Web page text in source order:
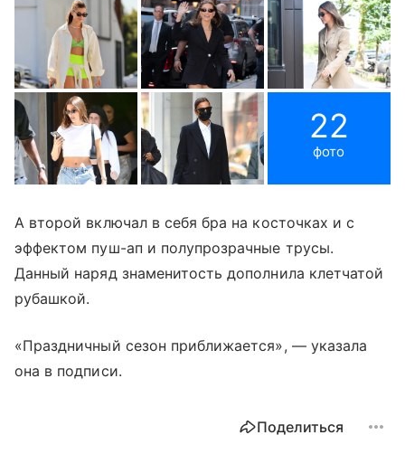
22
фото
А второй включал в себя бра на косточках и с
эффектом пуш-ап и полупрозрачные трусы.
Данный наряд знаменитость дополнила клетчатой
рубашкой.
«Праздничный сезон приближается», — указала
она в подписи.
Поделиться